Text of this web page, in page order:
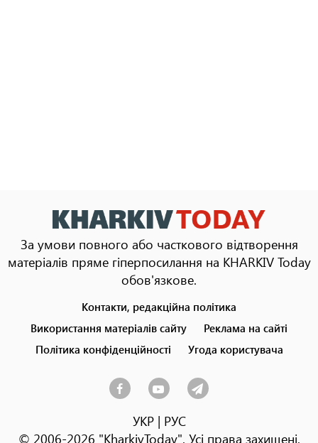
За умови повного або часткового відтворення
матеріалів пряме гіперпосилання на KHARKIV Today
обов'язкове.
menu
Контакти, редакційна політика
Використання матеріалів сайту
Реклама на сайті
Політика конфіденційності
Угода користувача
УКР| РУС
© 2006-2026 "KharkivToday". Усі права захищені.